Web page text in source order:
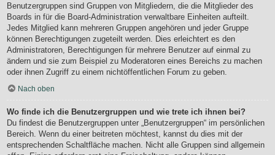
Benutzergruppen sind Gruppen von Mitgliedern, die die Mitglieder des
Boards in für die Board-Administration verwaltbare Einheiten aufteilt.
Jedes Mitglied kann mehreren Gruppen angehören und jeder Gruppe
können Berechtigungen zugeteilt werden. Dies erleichtert es den
Administratoren, Berechtigungen für mehrere Benutzer auf einmal zu
ändern und sie zum Beispiel zu Moderatoren eines Bereichs zu machen
oder ihnen Zugriff zu einem nichtöffentlichen Forum zu geben.
Nach oben
Wo finde ich die Benutzergruppen und wie trete ich ihnen bei?
Du findest die Benutzergruppen unter „Benutzergruppen“ im persönlichen
Bereich. Wenn du einer beitreten möchtest, kannst du dies mit der
entsprechenden Schaltfläche machen. Nicht alle Gruppen sind allgemein